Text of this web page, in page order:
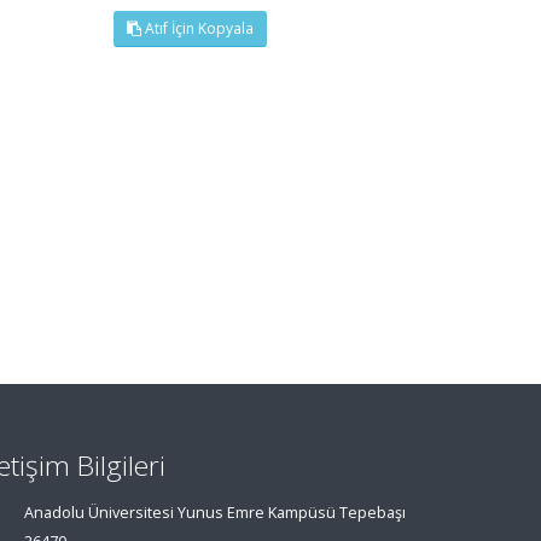
Atıf İçin Kopyala
Bilgileri
Anadolu Üniversitesi Yunus Emre Kampüsü Tepebaşı